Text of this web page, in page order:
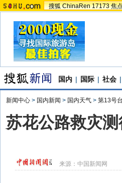
搜狐 ChinaRen 17173 焦
国内 | 国际 | 社会 |
新闻中心 > 国内新闻 > 国内天气 > 第13号
苏花公路救灾
来源： 中国新闻网